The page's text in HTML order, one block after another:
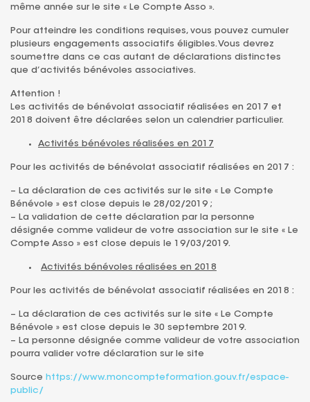
même année sur le site « Le Compte Asso ».
Pour atteindre les conditions requises, vous pouvez cumuler
plusieurs engagements associatifs éligibles. Vous devrez
soumettre dans ce cas autant de déclarations distinctes
que d’activités bénévoles associatives.
Attention !
Les activités de bénévolat associatif réalisées en 2017 et
2018 doivent être déclarées selon un calendrier particulier.
Activités bénévoles réalisées en 2017
Pour les activités de bénévolat associatif réalisées en 2017 :
– La déclaration de ces activités sur le site « Le Compte
Bénévole » est close depuis le 28/02/2019 ;
– La validation de cette déclaration par la personne
désignée comme valideur de votre association sur le site « Le
Compte Asso » est close depuis le 19/03/2019.
Activités bénévoles réalisées en 2018
Pour les activités de bénévolat associatif réalisées en 2018 :
– La déclaration de ces activités sur le site « Le Compte
Bénévole » est close depuis le 30 septembre 2019.
– La personne désignée comme valideur de votre association
pourra valider votre déclaration sur le site
Source https://www.moncompteformation.gouv.fr/espace-
public/